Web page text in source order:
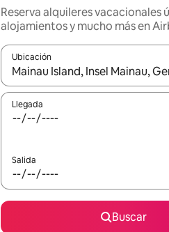
Reserva alquileres vacacionales
alojamientos y mucho más en
Ubicación
Cuando los resultados estén
Llegada
Salida
Buscar